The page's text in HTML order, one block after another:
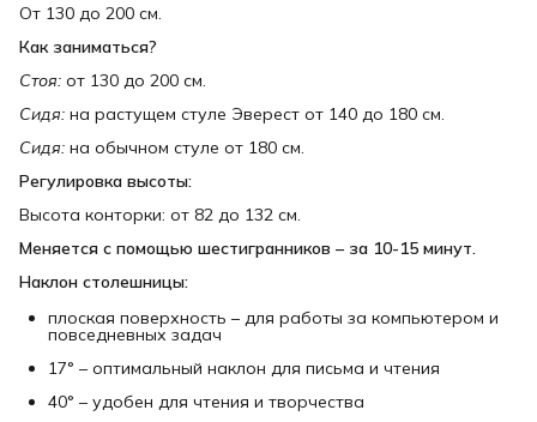
От 130 до 200 см.
Как заниматься?
Стоя: от 130 до 200 см.
Сидя: на растущем стуле Эверест от 140 до 180 см.
Сидя: на обычном стуле от 180 см.
Регулировка высоты:
Высота конторки: от 82 до 132 см.
Меняется с помощью шестигранников – за 10-15 минут.
Наклон столешницы:
плоская поверхность – для работы за компьютером и
повседневных задач
17° – оптимальный наклон для письма и чтения
40° – удобен для чтения и творчества